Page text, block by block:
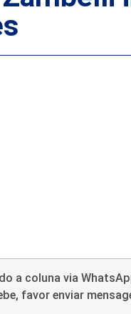
a coluna via
favor enviar